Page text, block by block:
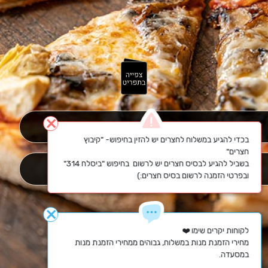
close
מחירי הזמנת מנות במשלוח, גבוהים ממחירי הזמנת מנות
במסעדה.
close
בכדי להגיע במשלוח לחצרים יש להזין בחיפוש- "קיבוץ
בשביל להגיע לבסיס חצרים יש לרשום  בחיפוש "ביסלח 314"
ובפרטי הזמנה לרשום בסיס חצרים:)
משלוח
איסוף עצמי